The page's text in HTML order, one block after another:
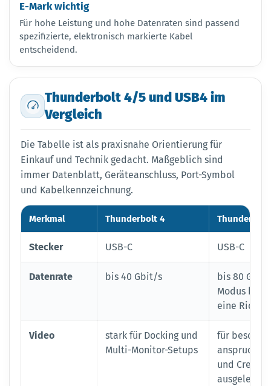
E-Mark wichtig
Für hohe Leistung und hohe Datenraten sind passend
spezifizierte, elektronisch markierte Kabel
entscheidend.
Thunderbolt 4/5 und USB4 im
Vergleich
Die Tabelle ist als praxisnahe Orientierung für
Einkauf und Technik gedacht. Maßgeblich sind
immer Datenblatt, Geräteanschluss, Port-Symbol
und Kabelkennzeichnung.
Merkmal Thunderbolt 4 Thunderbolt
Stecker USB-C USB-C
Datenrate bis 40 Gbit/s
bis 80 Gbit/
Modus bis
eine
Video
stark für Docking und
Multi-Monitor-Setups
für
und
ausgelegt